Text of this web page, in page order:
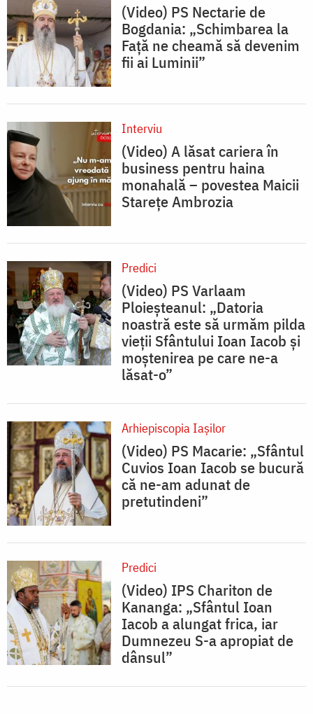
(Video) PS Nectarie de
Bogdania: „Schimbarea la
Față ne cheamă să devenim
fii ai Luminii”
Interviu
(Video) A lăsat cariera în
business pentru haina
monahală – povestea Maicii
Starețe Ambrozia
Predici
(Video) PS Varlaam
Ploieșteanul: „Datoria
noastră este să urmăm pilda
vieții Sfântului Ioan Iacob și
moștenirea pe care ne-a
lăsat-o”
Arhiepiscopia Iaşilor
(Video) PS Macarie: „Sfântul
Cuvios Ioan Iacob se bucură
că ne-am adunat de
pretutindeni”
Predici
(Video) IPS Chariton de
Kananga: „Sfântul Ioan
Iacob a alungat frica, iar
Dumnezeu S-a apropiat de
dânsul”